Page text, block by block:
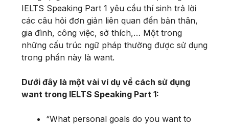
IELTS Speaking Part 1 yêu cầu thí sinh trả lời
các câu hỏi đơn giản liên quan đến bản thân,
gia đình, công việc, sở thích,… Một trong
những cấu trúc ngữ pháp thường được sử dụng
trong phần này là want.
Dưới đây là một vài ví dụ về cách sử dụng
want trong IELTS Speaking Part 1:
“What personal goals do you want to